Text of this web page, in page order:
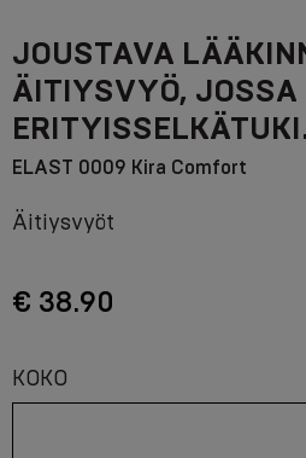
JOUSTAVA
ÄITIYSVYÖ, JOSSA
ELAST 0009 Kira Comfort
Äitiysvyöt
€ 38.90
KOKO